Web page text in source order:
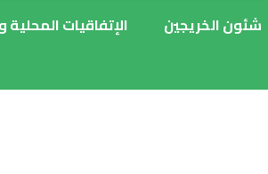
شئون الخريجين الإتفاقيات المحلية